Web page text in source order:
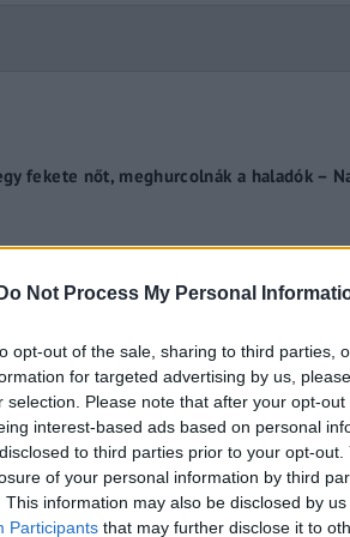
Do Not Process My Personal
opt-out of the sale, sharing to third parties,
for targeted advertising by us,
selection. Please note that after your opt-
interest-based ads based on personal
to third parties prior to your opt-
of your personal information by third
This information may also be disclosed by
Participants that may further disclose it to
fekete nőt, meghurcolnák a haladók –
iskolás kisfiúkat ausztrál iskolákban – Kiss
Az USA-ban azt akarják,
Gergely a The Right Brothers-ben